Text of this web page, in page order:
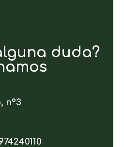
duda?
nº3